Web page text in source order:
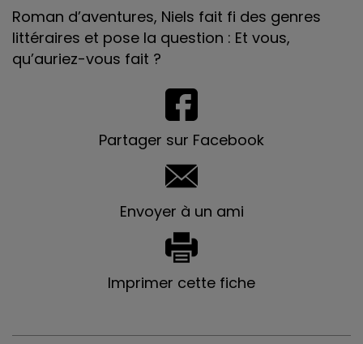
Roman d’aventures, Niels fait fi des genres
littéraires et pose la question : Et vous,
qu’auriez-vous fait ?
Partager sur Facebook
Envoyer à un ami
Imprimer cette fiche